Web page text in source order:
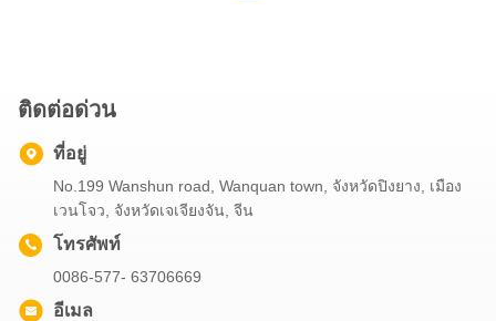
ติดต่อด่วน
ที่อยู่
No.199 Wanshun road, Wanquan town, จังหวัดปิงยาง, เมือง
เวนโจว, จังหวัดเจเจียงจัน, จีน
โทรศัพท์
0086-577- 63706669
อีเมล